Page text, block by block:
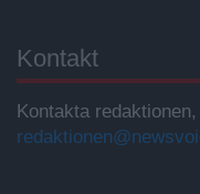
Kontakt
Kontakta